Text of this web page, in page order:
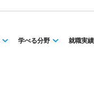
学べる分野 就職実